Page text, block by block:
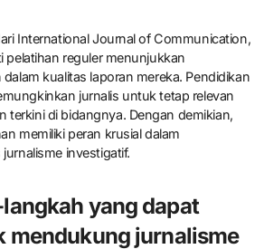
mendalam meningkatkan
menggali informasi. Pelatihan tentang
seperti perangkat lunak analisis
investigasi. Pengetahuan tentang
International Journal of Communication,